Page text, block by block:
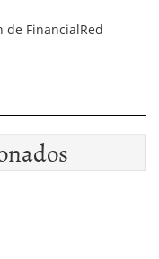
de FinancialRed